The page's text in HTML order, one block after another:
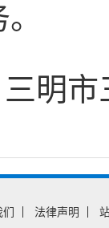
明
法律声明